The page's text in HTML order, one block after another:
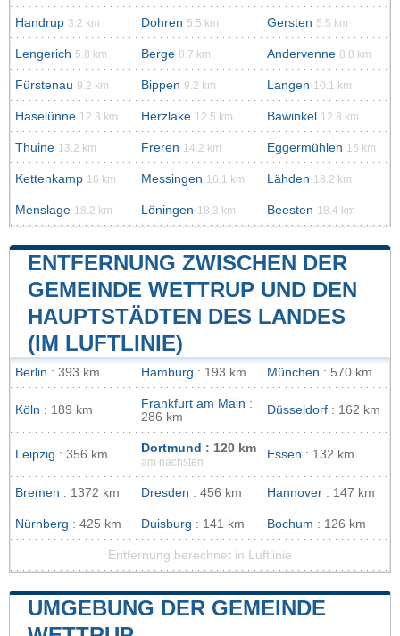
Handrup 3.2 km Dohren 5.5 km Gersten 5.5 km
Lengerich 5.8 km Berge 8.7 km Andervenne 8.8 km
Fürstenau 9.2 km Bippen 9.2 km Langen 10.1 km
Haselünne 12.3 km Herzlake 12.5 km Bawinkel 12.8 km
Thuine 13.2 km Freren 14.2 km Eggermühlen 15 km
Kettenkamp 16 km Messingen 16.1 km Lähden 18.2 km
Menslage 18.2 km Löningen 18.3 km Beesten 18.4 km
ENTFERNUNG ZWISCHEN DER
GEMEINDE WETTRUP UND DEN
HAUPTSTÄDTEN DES LANDES
(IM LUFTLINIE)
Berlin : 393 km Hamburg : 193 km München : 570 km
Köln : 189 km Frankfurt am Main :
286 km
Düsseldorf : 162 km
Leipzig : 356 km Dortmund : 120 km
am nächsten
Essen : 132 km
Bremen : 1372 km Dresden : 456 km Hannover : 147 km
Nürnberg : 425 km Duisburg : 141 km Bochum : 126 km
Entfernung berechnet in Luftlinie
UMGEBUNG DER GEMEINDE